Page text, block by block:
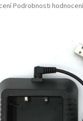
Podrobnosti hodnocení